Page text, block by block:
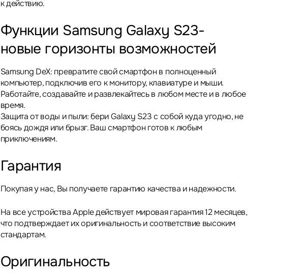
к действию.
Функции Samsung Galaxy S23-
новые горизонты возможностей
Samsung DeX: превратите свой смартфон в полноценный
компьютер, подключив его к монитору, клавиатуре и мыши.
Работайте, создавайте и развлекайтесь в любом месте и в любое
время.
Защита от воды и пыли: бери Galaxy S23 с собой куда угодно, не
боясь дождя или брызг. Ваш смартфон готов к любым
приключениям.
Гарантия
Покупая у нас, Вы получаете гарантию качества и надежности.
На все устройства Apple действует мировая гарантия 12 месяцев,
что подтверждает их оригинальность и соответствие высоким
стандартам.
Оригинальность